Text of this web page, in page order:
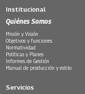
Institucional
Quiénes Somos
Misión y Visión
Objetivos y funciones
Normatividad
Políticas y Planes
Informes de Gestión
Manual de producción y estilo
Servicios